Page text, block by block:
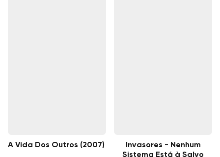
A Vida Dos Outros (2007)
Invasores - Nenhum
Sistema Está à Salvo